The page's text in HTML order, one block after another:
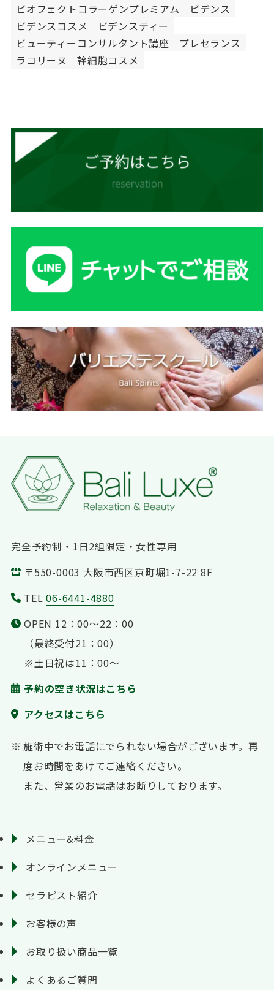
ビオフェクトコラーゲンプレミアム
ビデンス
ビデンスコスメ
ビデンスティー
ビューティーコンサルタント講座
プレセランス
ラコリーヌ
幹細胞コスメ
完全予約制・1日2組限定・女性専用
〒550-0003 大阪市西区京町堀1-7-22 8F
TEL06-6441-4880
OPEN 12：00〜22：00
（最終受付21：00）
※土日祝は11：00〜
予約の空き状況はこちら
アクセスはこちら
施術中でお電話にでられない場合がございます。 再
度お時間をあけてご連絡ください。
また、営業のお電話はお断りしております。
メニュー&料金
オンラインメニュー
セラピスト紹介
お客様の声
お取り扱い商品一覧
よくあるご質問